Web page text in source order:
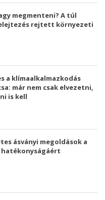
megmenteni? A túl
rejtett környezeti
a klímaalkalmazkodás
már nem csak elvezetni,
is kell
ásványi megoldások a